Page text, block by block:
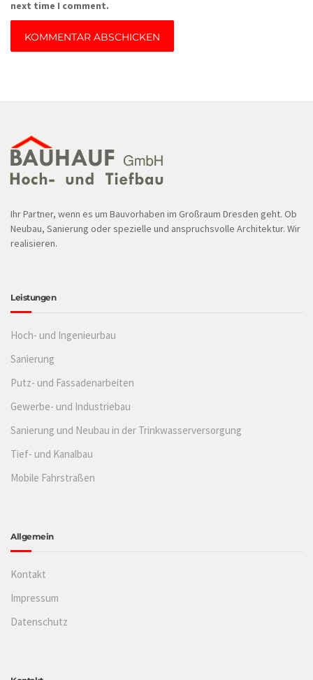
next time I comment.
Ihr Partner, wenn es um Bauvorhaben im Großraum Dresden geht. Ob
Neubau, Sanierung oder spezielle und anspruchsvolle Architektur. Wir
realisieren.
Leistungen
Hoch- und Ingenieurbau
Sanierung
Putz- und Fassadenarbeiten
Gewerbe- und Industriebau
Sanierung und Neubau in der Trinkwasserversorgung
Tief- und Kanalbau
Mobile Fahrstraßen
Allgemein
Kontakt
Impressum
Datenschutz